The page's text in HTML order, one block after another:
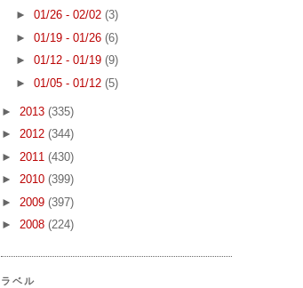
► 01/26 - 02/02 (3)
► 01/19 - 01/26 (6)
► 01/12 - 01/19 (9)
► 01/05 - 01/12 (5)
► 2013 (335)
► 2012 (344)
► 2011 (430)
► 2010 (399)
► 2009 (397)
► 2008 (224)
ラベル